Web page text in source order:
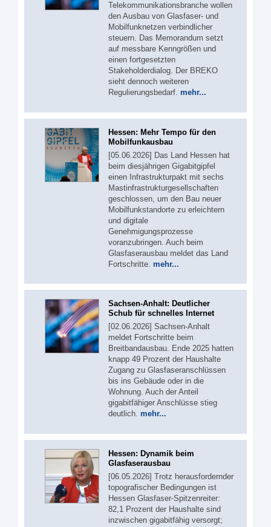
Telekommunikationsbranche wollen
den Ausbau von Glasfaser- und
Mobilfunknetzen verbindlicher
steuern. Das Memorandum setzt
auf messbare Kenngrößen und
einen fortgesetzten
Stakeholderdialog. Der BREKO
sieht dennoch weiteren
Regulierungsbedarf. mehr...
Hessen: Mehr Tempo für den
Mobilfunkausbau
[05.06.2026] Das Land Hessen hat
beim diesjährigen Gigabitgipfel
einen Infrastrukturpakt mit sechs
Mastinfrastrukturgesellschaften
geschlossen, um den Bau neuer
Mobilfunkstandorte zu erleichtern
und digitale
Genehmigungsprozesse
voranzubringen. Auch beim
Glasfaserausbau meldet das Land
Fortschritte. mehr...
Sachsen-Anhalt: Deutlicher
Schub für schnelles Internet
[02.06.2026] Sachsen-Anhalt
meldet Fortschritte beim
Breitbandausbau. Ende 2025 hatten
knapp 49 Prozent der Haushalte
Zugang zu Glasfaseranschlüssen
bis ins Gebäude oder in die
Wohnung. Auch der Anteil
gigabitfähiger Anschlüsse stieg
deutlich. mehr...
Hessen: Dynamik beim
Glasfaserausbau
[06.05.2026] Trotz herausfordernder
topografischer Bedingungen ist
Hessen Glasfaser-Spitzenreiter:
82,1 Prozent der Haushalte sind
inzwischen gigabitfähig versorgt;